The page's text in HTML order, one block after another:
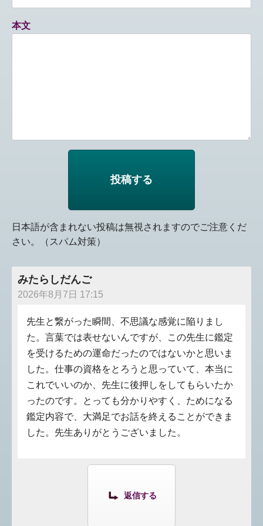
本文
日本語が含まれない投稿は無視されますのでご注意くだ
さい。（スパム対策）
みたらしだんご
2026年8月7日 17:15
先生と繋がった瞬間、不思議な感覚に陥りまし
た。言葉では表せないんですが、この先生に鑑定
を受けるための運命だったのではないかと思いま
した。仕事の資格をとろうと思っていて、本当に
これでいいのか、先生に後押しをしてもらいたか
ったのです。とっても分かりやすく、ためになる
鑑定内容で、大満足でお話を終えることができま
した。先生ありがとうございました。
返信する